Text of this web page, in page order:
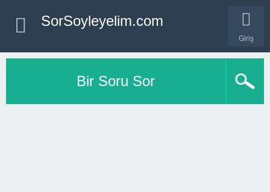
Giriş
SorSoyleyelim.com
Bir Soru Sor